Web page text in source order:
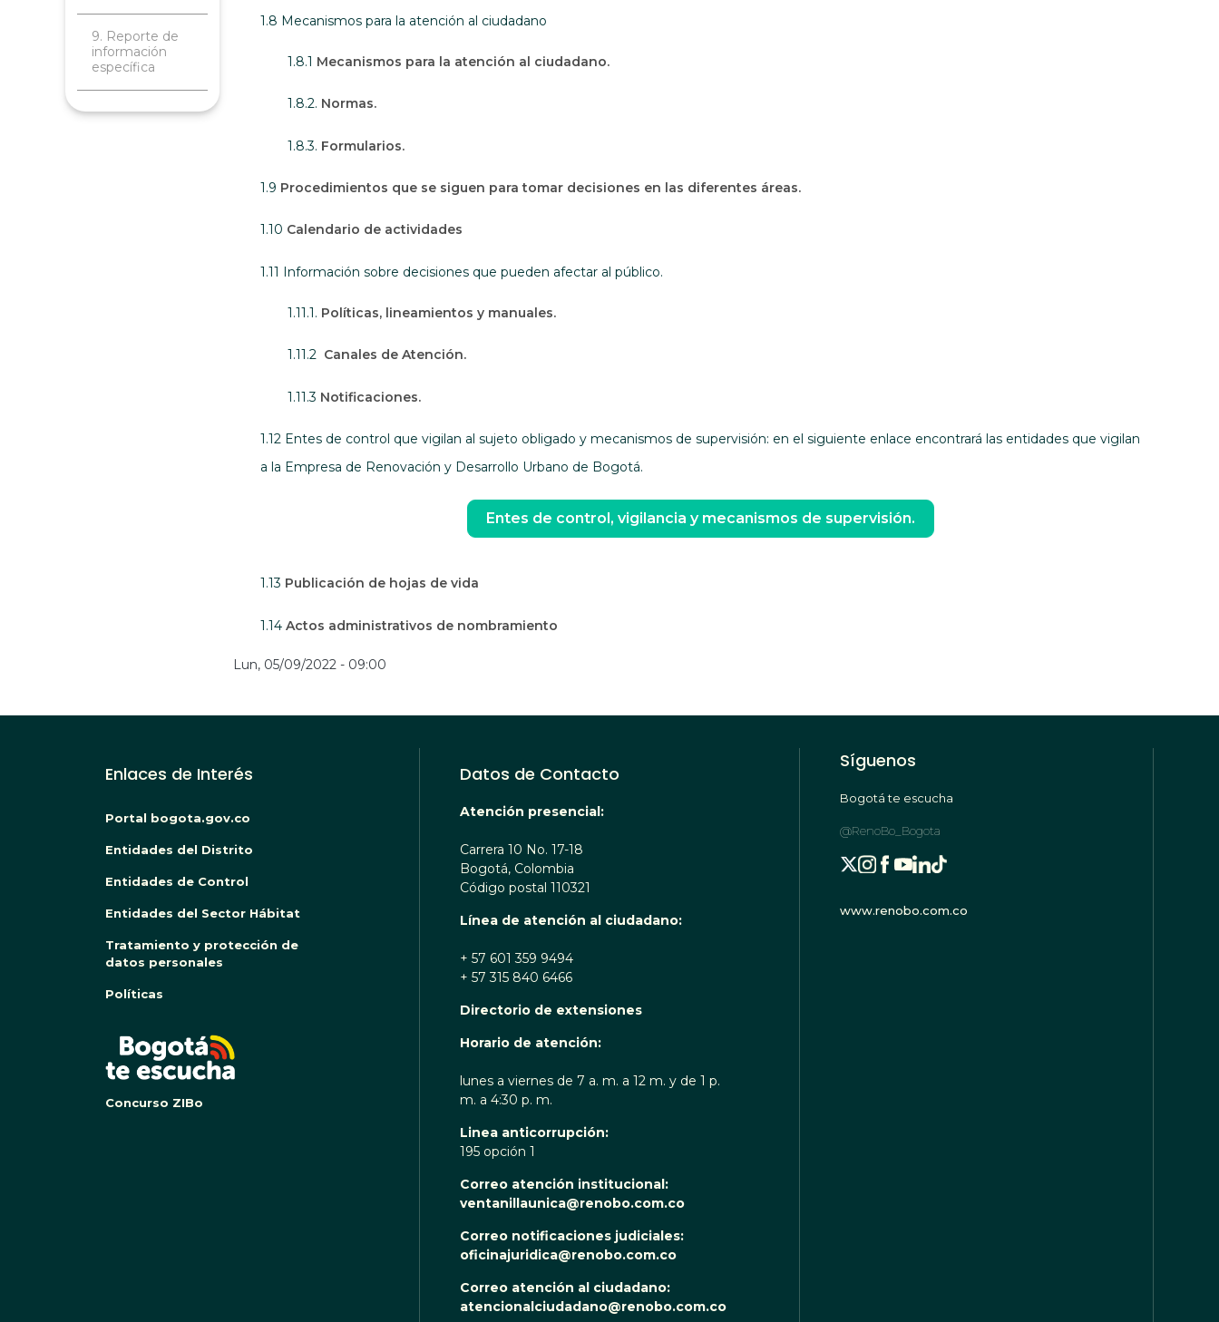
9. Reporte de
información
específica
1.8 Mecanismos para la atención al ciudadano
1.8.1 Mecanismos para la atención al ciudadano.
1.8.2. Normas.
1.8.3. Formularios.
1.9 Procedimientos que se siguen para tomar decisiones en las diferentes áreas.
1.10 Calendario de actividades
1.11 Información sobre decisiones que pueden afectar al público.
1.11.1. Políticas, lineamientos y manuales.
1.11.2 Canales de Atención.
1.11.3 Notificaciones.
1.12 Entes de control que vigilan al sujeto obligado y mecanismos de supervisión: en el siguiente enlace encontrará las entidades que vigilan
a la Empresa de Renovación y Desarrollo Urbano de Bogotá.
Entes de control, vigilancia y mecanismos de supervisión.
1.13 Publicación de hojas de vida
1.14 Actos administrativos de nombramiento
Lun, 05/09/2022 - 09:00
Enlaces de Interés
Portal bogota.gov.co
Entidades del Distrito
Entidades de Control
Entidades del Sector Hábitat
Tratamiento y protección de
datos personales
Políticas
Concurso ZIBo
Datos de Contacto
Atención presencial:
Carrera 10 No. 17-18
Bogotá, Colombia
Código postal 110321
Línea de atención al ciudadano:
+ 57 601 359 9494
+ 57 315 840 6466
Directorio de extensiones
Horario de atención:
lunes a viernes de 7 a. m. a 12 m. y de 1 p.
m. a 4:30 p. m.
Linea anticorrupción:
195 opción 1
Correo atención institucional:
ventanillaunica@renobo.com.co
Correo notificaciones judiciales:
oficinajuridica@renobo.com.co
Correo atención al ciudadano:
atencionalciudadano@renobo.com.co
Síguenos
Bogotá te escucha
@RenoBo_Bogota
www.renobo.com.co